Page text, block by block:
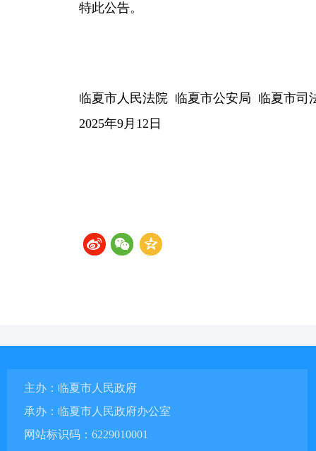
特此公告。
临夏市人民法院 临夏市公安局 临夏市司
2025年9月12日
主办：临夏市人民政府
承办：临夏市人民政府办公室
网站标识码：6229010001